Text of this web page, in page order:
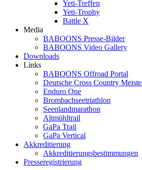
Yeti-Treffen
Yeti-Trophy
Battle X
Media
BABOONS Presse-Bilder
BABOONS Video Gallery
Downloads
Links
BABOONS Offroad Portal
Deutsche Cross Country
Enduro One
Brombachseetriathlon
Seenlandmarathon
Altmühltrail
GaPa Trail
GaPa Vertical
Akkreditierung
Akkreditierungsbestimmungen
Presseregistrierung